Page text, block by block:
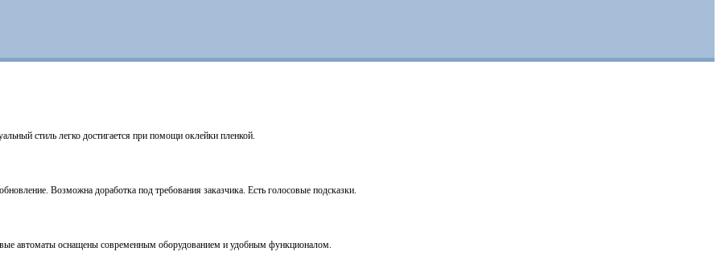
стиль легко достигается при помощи оклейки пленкой.
Возможна доработка под требования заказчика. Есть голосовые подсказки.
автоматы оснащены современным оборудованием и удобным функционалом.